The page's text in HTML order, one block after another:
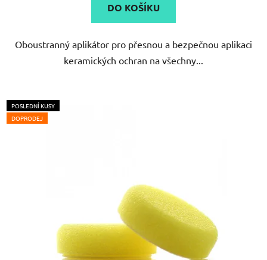
DO KOŠÍKU
Oboustranný aplikátor pro přesnou a bezpečnou aplikaci
keramických ochran na všechny...
POSLEDNÍ KUSY
DOPRODEJ